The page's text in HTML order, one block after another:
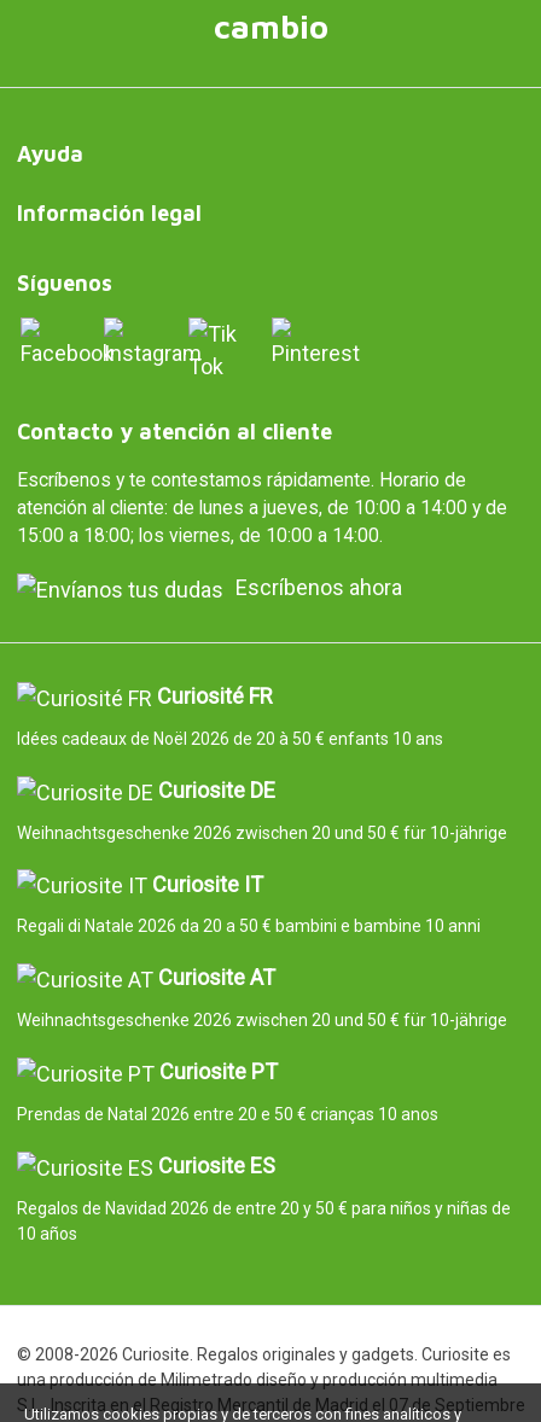
cambio
Ayuda
Información legal
Síguenos
Contacto y atención al cliente
Escríbenos y te contestamos rápidamente. Horario de
atención al cliente: de lunes a jueves, de 10:00 a 14:00 y de
15:00 a 18:00; los viernes, de 10:00 a 14:00.
Escríbenos ahora
Curiosité FR
Idées cadeaux de Noël 2026 de 20 à 50 € enfants 10 ans
Curiosite DE
Weihnachtsgeschenke 2026 zwischen 20 und 50 € für 10-jährige
Curiosite IT
Regali di Natale 2026 da 20 a 50 € bambini e bambine 10 anni
Curiosite AT
Weihnachtsgeschenke 2026 zwischen 20 und 50 € für 10-jährige
Curiosite PT
Prendas de Natal 2026 entre 20 e 50 € crianças 10 anos
Curiosite ES
Regalos de Navidad 2026 de entre 20 y 50 € para niños y niñas de
10 años
© 2008-2026 Curiosite. Regalos originales y gadgets. Curiosite es
una producción de Milimetrado diseño y producción multimedia
S.L.. Inscrita en el Registro Mercantil de Madrid el 07 de Septiembre
Utilizamos cookies propias y de terceros con fines analíticos y